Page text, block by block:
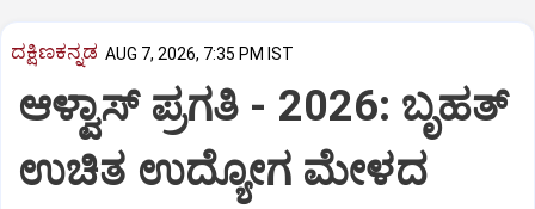
ದಕ್ಷಿಣಕನ್ನಡ AUG 7, 2026, 7:35 PM IST
ಆಳ್ವಾಸ್‌ ಪ್ರಗತಿ - 2026: ಬೃಹತ್
ಉಚಿತ ಉದ್ಯೋಗ ಮೇಳದ